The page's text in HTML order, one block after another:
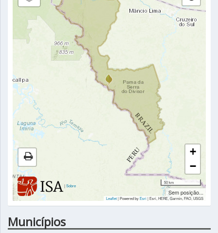
|Sobre
+
−
50 km
Sem posição...
Leaflet| Powered byEsri|Esri, HERE, Garmin, FAO, USGS
Municípios